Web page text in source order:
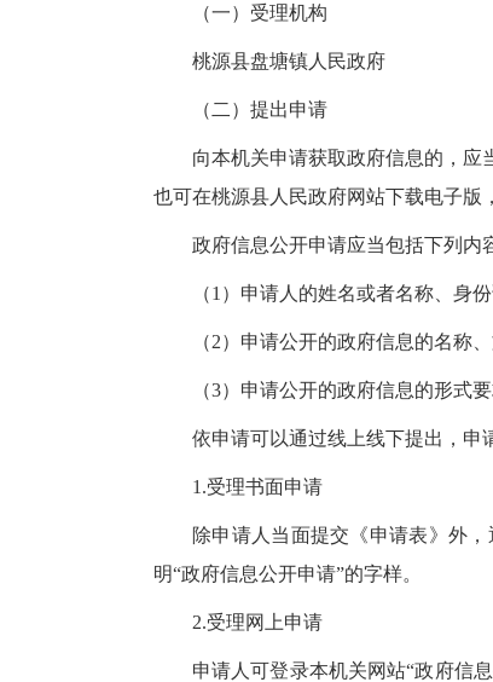
（一）受理机构
桃源县盘塘镇人民政府
（二）提出申请
向本机关申请获取政府信息的，应
也可在桃源县人民政府网站下载电子版
政府信息公开申请应当包括下列内
（1）申请人的姓名或者名称、身
（2）申请公开的政府信息的名称
（3）申请公开的政府信息的形式
依申请可以通过线上线下提出，申
1.受理书面申请
除申请人当面提交《申请表》外
明“政府信息公开申请”的字样。
2.受理网上申请
申请人可登录本机关网站“政府信